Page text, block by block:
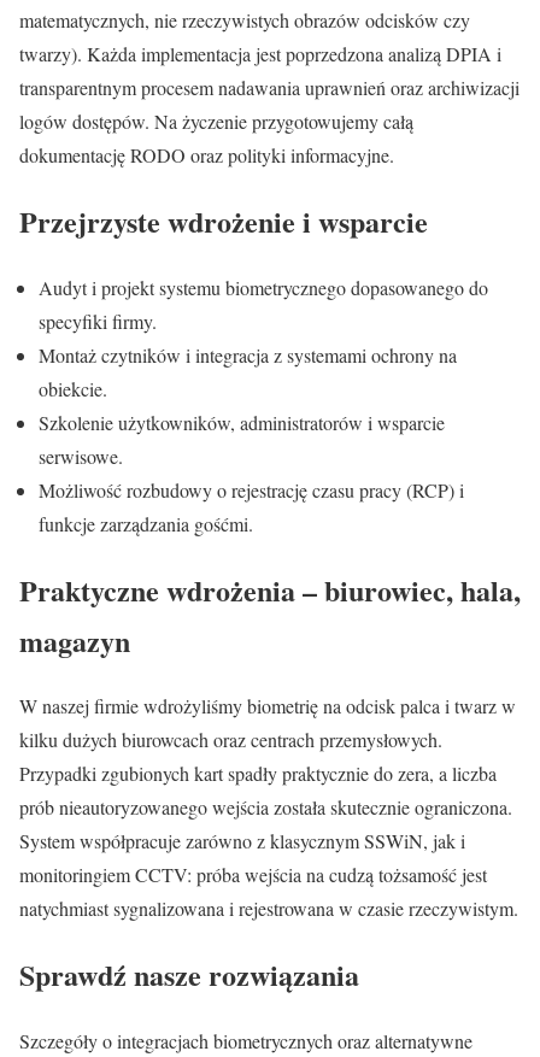
matematycznych, nie rzeczywistych obrazów odcisków czy
twarzy). Każda implementacja jest poprzedzona analizą DPIA i
transparentnym procesem nadawania uprawnień oraz archiwizacji
logów dostępów. Na życzenie przygotowujemy całą
dokumentację RODO oraz polityki informacyjne.
Przejrzyste wdrożenie i wsparcie
Audyt i projekt systemu biometrycznego dopasowanego do
specyfiki firmy.
Montaż czytników i integracja z systemami ochrony na
obiekcie.
Szkolenie użytkowników, administratorów i wsparcie
serwisowe.
Możliwość rozbudowy o rejestrację czasu pracy (RCP) i
funkcje zarządzania gośćmi.
Praktyczne wdrożenia – biurowiec, hala,
magazyn
W naszej firmie wdrożyliśmy biometrię na odcisk palca i twarz w
kilku dużych biurowcach oraz centrach przemysłowych.
Przypadki zgubionych kart spadły praktycznie do zera, a liczba
prób nieautoryzowanego wejścia została skutecznie ograniczona.
System współpracuje zarówno z klasycznym SSWiN, jak i
monitoringiem CCTV: próba wejścia na cudzą tożsamość jest
natychmiast sygnalizowana i rejestrowana w czasie rzeczywistym.
Sprawdź nasze rozwiązania
Szczegóły o integracjach biometrycznych oraz alternatywne